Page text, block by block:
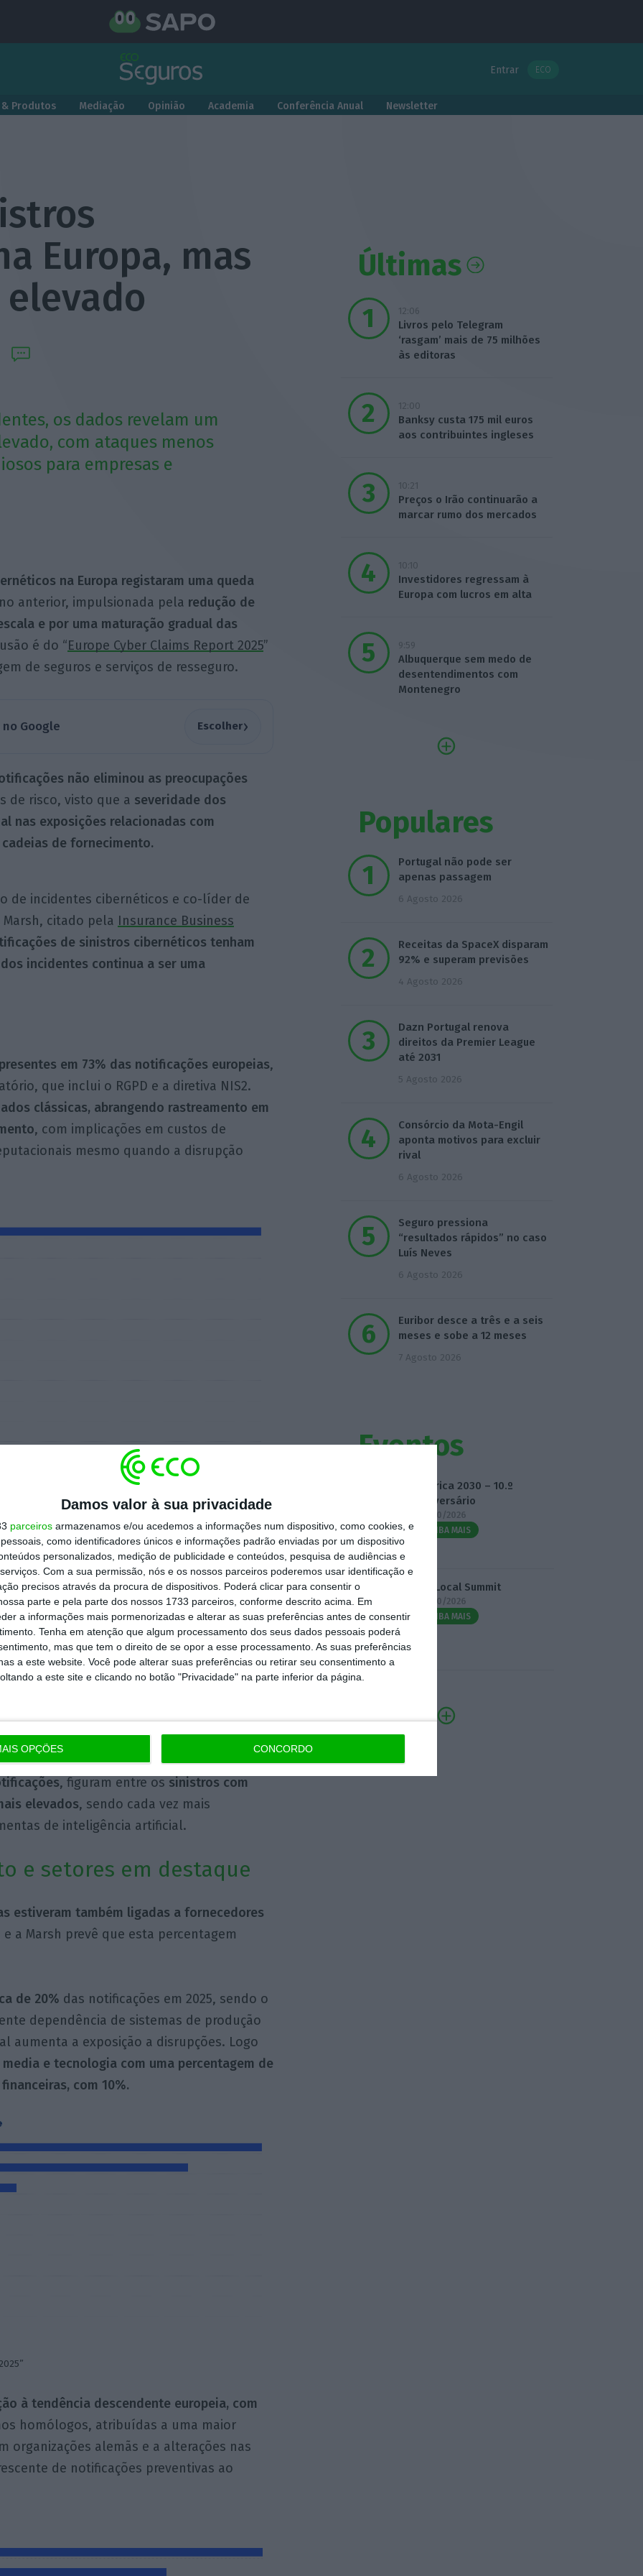
Damos valor à sua privacidade
parceiros armazenamos e/ou acedemos a informações num dispositivo, como cookies, e
como identificadores únicos e informações padrão enviadas por um dispositivo
personalizados, medição de publicidade e conteúdos, pesquisa de audiências e
Com a sua permissão, nós e os nossos parceiros poderemos usar identificação e
precisos através da procura de dispositivos. Poderá clicar para consentir o
parte e pela parte dos nossos 1733 parceiros, conforme descrito acima. Em
a informações mais pormenorizadas e alterar as suas preferências antes de consentir
Tenha em atenção que algum processamento dos seus dados pessoais poderá
mas que tem o direito de se opor a esse processamento. As suas preferências
a este website. Você pode alterar suas preferências ou retirar seu consentimento a
a este site e clicando no botão "Privacidade" na parte inferior da página.
OPÇÕES CONCORDO
Entrar ECO
& Produtos Mediação Opinião Academia Conferência Anual Newsletter
Europa, mas
os dados revelam um
com ataques menos
para empresas e
na Europa registaram uma queda
anterior, impulsionada pela redução de
e por uma maturação gradual das
é do “Europe Cyber Claims Report 2025”
de seguros e serviços de resseguro.
Google Escolher›
não eliminou as preocupações
de risco, visto que a severidade dos
nas exposições relacionadas com
de fornecimento.
de incidentes cibernéticos e co-líder de
citado pela Insurance Business
de sinistros cibernéticos tenham
incidentes continua a ser uma
em 73% das notificações europeias,
que inclui o RGPD e a diretiva NIS2.
clássicas, abrangendo rastreamento em
, com implicações em custos de
mesmo quando a disrupção
persistem
a extorsão representaram cerca de 15%
de custos de recuperação e perdas por
ameaças de encriptação com
Insurance Business Magazine, umestudo
volumes de sinistros de ransomware caíram
ocusto médio por incidente subiu 17%
social e obusiness email compromise(BEC),
, figuram entre os sinistros com
elevados, sendo cada vez mais
de inteligência artificial.
e setores em destaque
estiveram também ligadas a fornecedores
e a Marsh prevê que esta percentagem
de 20% das notificações em 2025, sendo o
dependência de sistemas de produção
aumenta a exposição a disrupções. Logo
e tecnologia com uma percentagem de
com 10%.
à tendência descendente europeia, com
homólogos, atribuídas a uma maior
organizações alemãs e a alterações nas
de notificações preventivas ao
Últimas
12:06
Livros pelo Telegram
‘rasgam’ mais de 75 milhões
às editoras
12:00
Banksy custa 175 mil euros
aos contribuintes ingleses
10:21
Preços o Irão continuarão a
marcar rumo dos mercados
10:10
Investidores regressam à
Europa com lucros em alta
9:59
Albuquerque sem medo de
desentendimentos com
Montenegro
Populares
Portugal não pode ser
apenas passagem
6 Agosto 2026
Receitas da SpaceX disparam
92% e superam previsões
4 Agosto 2026
Dazn Portugal renova
direitos da Premier League
até 2031
5 Agosto 2026
Consórcio da Mota-Engil
aponta motivos para excluir
rival
6 Agosto 2026
Seguro pressiona
“resultados rápidos” no caso
Luís Neves
6 Agosto 2026
Euribor desce a três e a seis
meses e sobe a 12 meses
7 Agosto 2026
Eventos
Fábrica 2030 – 10.º
Aniversário
14/10/2026
SAIBA MAIS
3.º Local Summit
07/10/2026
SAIBA MAIS